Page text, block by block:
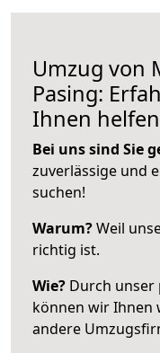
Umzug von
Pasing:
Ihnen
Bei uns sind Sie
zuverlässige und
suchen!
Warum?Weil
richtig ist.
Wie? Durch unser
können wir Ihnen
andere